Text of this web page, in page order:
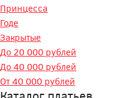
Принцесса
Годе
Закрытые
До 20 000 рублей
До 40 000 рублей
От 40 000 рублей